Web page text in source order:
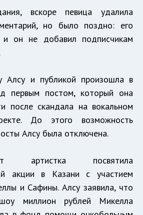
вскоре певица удалила
но было поздно: его
и он не добавил подписчикам
Алсу и публикой произошла в
первым постом, который она
после скандала на вокальном
До этого возможность
Алсу была отключена.
артистка посвятила
акции в Казани с участием
и Сафины. Алсу заявила, что
миллион рублей Микелла